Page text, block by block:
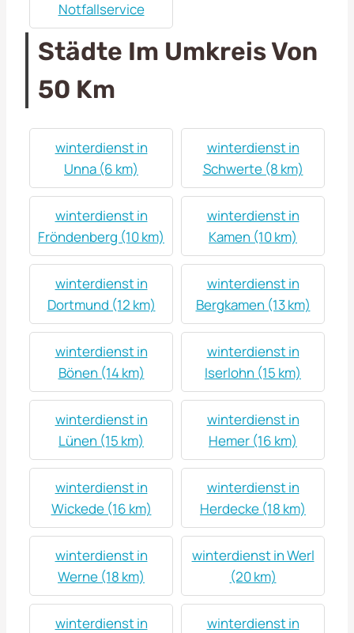
Notfallservice
Städte Im Umkreis Von
50 Km
winterdienst in
Unna (6 km)
winterdienst in
Schwerte (8 km)
winterdienst in
Fröndenberg (10 km)
winterdienst in
Kamen (10 km)
winterdienst in
Dortmund (12 km)
winterdienst in
Bergkamen (13 km)
winterdienst in
Bönen (14 km)
winterdienst in
Iserlohn (15 km)
winterdienst in
Lünen (15 km)
winterdienst in
Hemer (16 km)
winterdienst in
Wickede (16 km)
winterdienst in
Herdecke (18 km)
winterdienst in
Werne (18 km)
winterdienst in Werl
(20 km)
winterdienst in winterdienst in